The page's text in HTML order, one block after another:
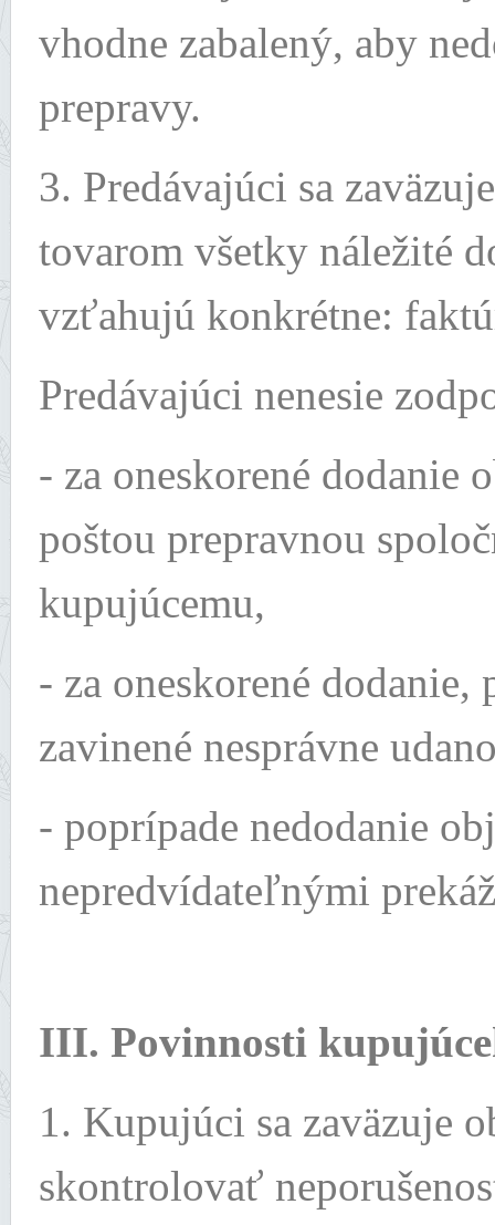
vhodne zabalený, aby
prepravy.
3. Predávajúci sa
tovarom všetky náležité
vzťahujú konkrétne:
Predávajúci nenesie
- za oneskorené dodanie
poštou prepravnou
kupujúcemu,
- za oneskorené
zavinené nesprávne
- poprípade nedodanie
nepredvídateľnými
III. Povinnosti
1. Kupujúci sa zaväzuje
skontrolovať